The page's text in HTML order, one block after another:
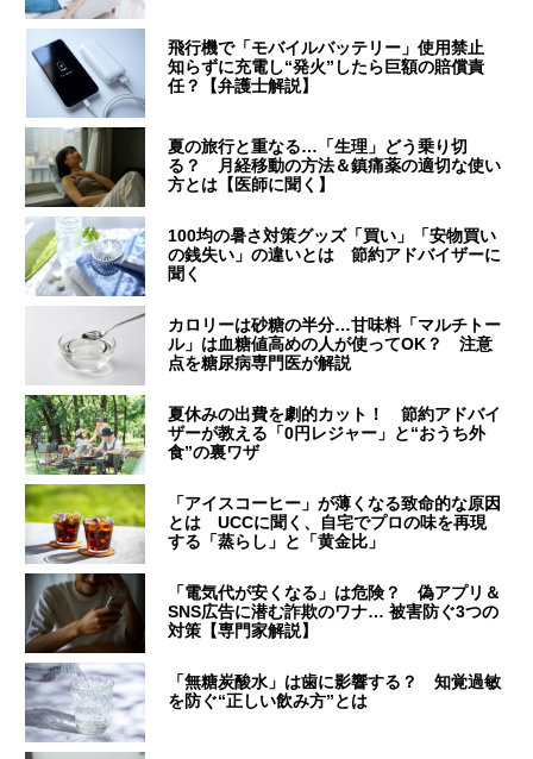
飛行機で「モバイルバッテリー」使用禁止
知らずに充電し“発火”したら巨額の賠償責
任？【弁護士解説】
夏の旅行と重なる…「生理」どう乗り切
る？ 月経移動の方法＆鎮痛薬の適切な使い
方とは【医師に聞く】
100均の暑さ対策グッズ「買い」「安物買い
の銭失い」の違いとは 節約アドバイザーに
聞く
カロリーは砂糖の半分…甘味料「マルチトー
ル」は血糖値高めの人が使ってOK？ 注意
点を糖尿病専門医が解説
夏休みの出費を劇的カット！ 節約アドバイ
ザーが教える「0円レジャー」と“おうち外
食”の裏ワザ
「アイスコーヒー」が薄くなる致命的な原因
とは UCCに聞く、自宅でプロの味を再現
する「蒸らし」と「黄金比」
「電気代が安くなる」は危険？ 偽アプリ＆
SNS広告に潜む詐欺のワナ… 被害防ぐ3つの
対策【専門家解説】
「無糖炭酸水」は歯に影響する？ 知覚過敏
を防ぐ“正しい飲み方”とは